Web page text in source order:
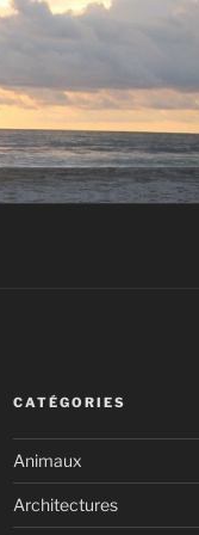
CATÉGORIES
Animaux
Architectures